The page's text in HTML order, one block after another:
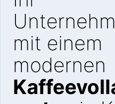
mit einem
modernen